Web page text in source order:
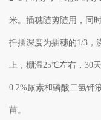
米。插穗随剪随用，同
扦插深度为插穗的1/3，
上，棚温25℃左右，30
0.2%尿素和磷酸二氢钾
苗。